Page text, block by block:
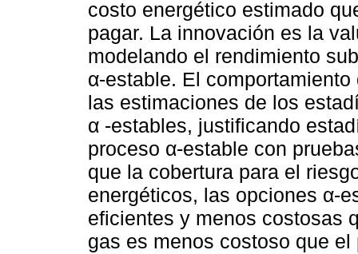
costo energético estimado
pagar. La innovación es la
modelando el rendimiento
α-estable. El
las estimaciones de los
α -estables, justificando
proceso α-estable con
que la cobertura para el
energéticos, las opciones α-
eficientes y menos costosas
gas es menos costoso que